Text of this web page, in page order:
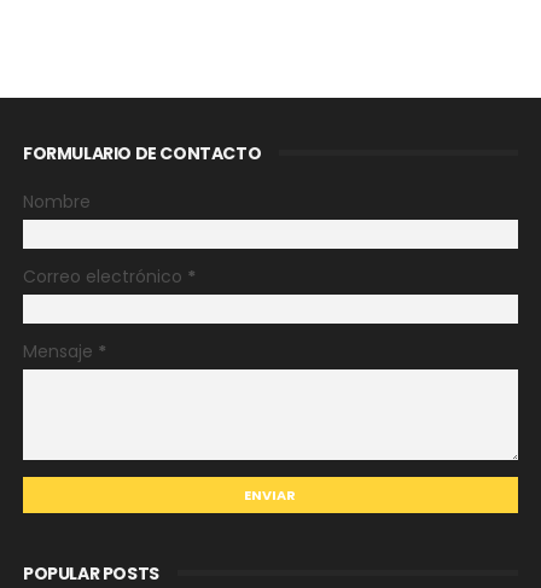
FORMULARIO DE CONTACTO
Nombre
Correo electrónico *
Mensaje *
POPULAR POSTS